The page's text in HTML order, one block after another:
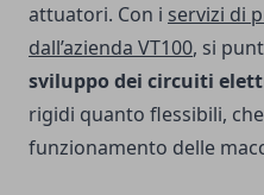
attuatori. Con i servizi di
dall’azienda VT100, si
sviluppo dei circuiti
rigidi quanto flessibili,
funzionamento delle